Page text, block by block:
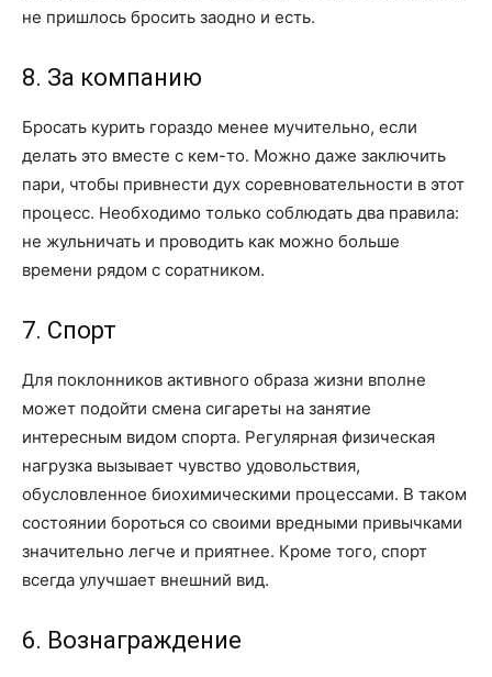
не пришлось бросить заодно и есть.
8. За компанию
Бросать курить гораздо менее мучительно, если
делать это вместе с кем-то. Можно даже заключить
пари, чтобы привнести дух соревновательности в этот
процесс. Необходимо только соблюдать два правила:
не жульничать и проводить как можно больше
времени рядом с соратником.
7. Спорт
Для поклонников активного образа жизни вполне
может подойти смена сигареты на занятие
интересным видом спорта. Регулярная физическая
нагрузка вызывает чувство удовольствия,
обусловленное биохимическими процессами. В таком
состоянии бороться со своими вредными привычками
значительно легче и приятнее. Кроме того, спорт
всегда улучшает внешний вид.
6. Вознаграждение